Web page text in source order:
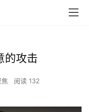
的攻击
阅读 132